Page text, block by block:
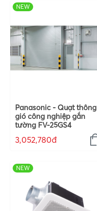
NEW
Panasonic - Quạt thông
gió công nghiệp gắn
tường FV-25GS4
3,052,780đ
NEW